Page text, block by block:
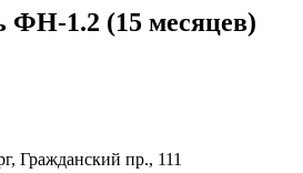
ФН-1.2 (15 месяцев)
Гражданский пр., 111